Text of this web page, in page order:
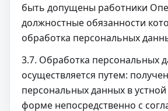
быть допущены работники
должностные обязанности
обработка персональных
3.7. Обработка персональных
осуществляется путем:
персональных данных в
форме непосредственно с